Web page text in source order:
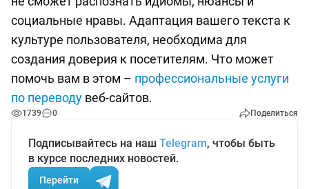
социальные нравы. Адаптация вашего текста к
культуре пользователя, необходима для
создания доверия к посетителям. Что может
помочь вам в этом – профессиональные услуги
по переводу веб-сайтов.
1739 0 Поделиться
Подписывайтесь на наш Telegram, чтобы быть
в курсе последних новостей.
Перейти